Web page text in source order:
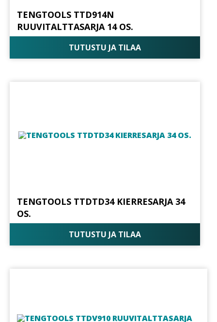
TENGTOOLS TTD914N
RUUVITALTTASARJA 14 OS.
TUTUSTU JA TILAA
TENGTOOLS TTDTD34 KIERRESARJA 34
OS.
TUTUSTU JA TILAA